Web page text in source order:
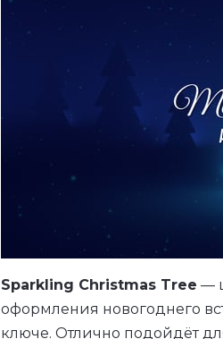
Sparkling Christmas Tree —
оформления новогоднего
ключе. Отлично подойдёт